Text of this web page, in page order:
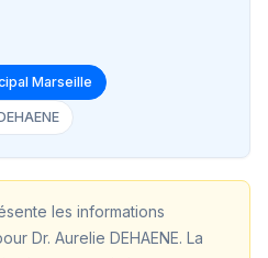
Marseille
les informations
Dr. Aurelie DEHAENE. La